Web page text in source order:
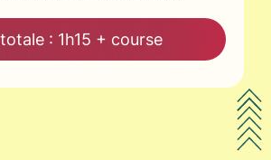
: 1h15 + course